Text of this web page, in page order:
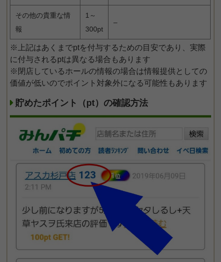
その他の貴重な情
報
1～
300pt
–
※上記はあくまでptを付与するための目安であり、実際
に付与されるptは異なる場合もあります
※閉店しているホールの情報の場合は情報提供としての
価値が低いのでポイント対象外になる可能性もあります
貯めたポイント（pt）の確認方法